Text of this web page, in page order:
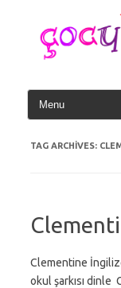
content
TAG ARCHIVES:
Clementine
okul şarkısı dinle